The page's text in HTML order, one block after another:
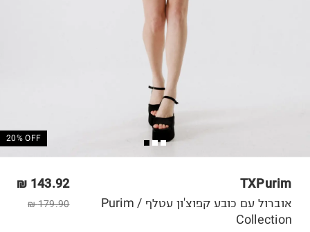
20% OFF
TXPurim
143.92 ₪
179.90 ₪
אוברול עם כובע קפוצ'ון עטלף / Purim
Collection